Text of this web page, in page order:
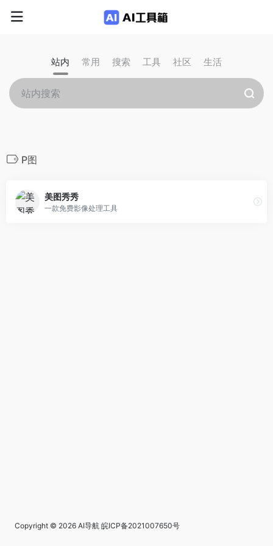
站内 常用 搜索 工具 社区 生活
P图
美图秀秀
一款免费影像处理工具
Copyright © 2026 AI导航 皖ICP备2021007650号